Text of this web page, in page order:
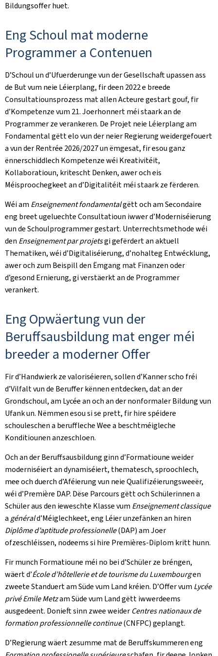
Bildungsoffer huet.
Eng Schoul mat moderne
Programmer a Contenuen
D’Schoul un d’Ufuerderunge vun der Gesellschaft upassen ass
de But vum neie Léierplang, fir deen 2022 e breede
Consultatiounsprozess mat allen Acteure gestart gouf, fir
d’Kompetenze vum 21. Joerhonnert méi staark an de
Programmer ze verankeren. De Projet neie Léierplang am
Fondamental gëtt elo vun der neier Regierung weidergefouert
a vun der Rentrée 2026/2027 un ëmgesat, fir esou ganz
ënnerschiddlech Kompetenze wéi Kreativitéit,
Kollaboratioun, kritescht Denken, awer och eis
Méisproochegkeet an d’Digitalitéit méi staark ze fërderen.
Wéi am Enseignement fondamentalgëtt och am Secondaire
eng breet ugeluechte Consultatioun iwwer d’Moderniséierung
vun de Schoulprogrammer gestart. Unterrechtsmethode wéi
den Enseignement par projetsgi gefërdert an aktuell
Thematiken, wéi d’Digitaliséierung, d’nohalteg Entwécklung,
awer och zum Beispill den Ëmgang mat Finanzen oder
d’gesond Ernierung, gi verstäerkt an de Programmer
verankert.
Eng Opwäertung vun der
Beruffsausbildung mat enger méi
breeder a moderner Offer
Fir d’Handwierk ze valoriséieren, sollen d’Kanner scho fréi
d’Vilfalt vun de Beruffer kënnen entdecken, dat an der
Grondschoul, am Lycée an och an der nonformaler Bildung vun
Ufank un. Nëmmen esou si se prett, fir hire spéidere
schouleschen a beruffleche Wee a beschtméigleche
Konditiounen anzeschloen.
Och an der Beruffsausbildung ginn d’Formatioune weider
moderniséiert an dynamiséiert, thematesch, sproochlech,
mee och duerch d’Aféierung vun neie Qualifizéierungsweeër,
wéi d’Première DAP. Dëse Parcours gëtt och Schülerinnen a
Schüler aus den ieweschte Klasse vum Enseignement classique
a générald’Méiglechkeet, eng Léier unzefänken an hiren
Diplôme d’aptitude professionelle(DAP) am Joer
ofzeschléissen, nodeems si hire Premières-Diplom kritt hunn.
Fir munch Formatioune méi no bei d’Schüler ze bréngen,
wäert d’École d’hôtellerie et de tourisme du Luxembourgen
zweete Standuert am Süde vum Land kréien. D’Offer vum Lycée
privé Emile Metzam Süde vum Land gëtt iwwerdeems
ausgedeent. Donieft sinn zwee weider Centres nationaux de
formation professionnelle continue(CNFPC) geplangt.
D’Regierung wäert zesumme mat de Beruffskummeren eng